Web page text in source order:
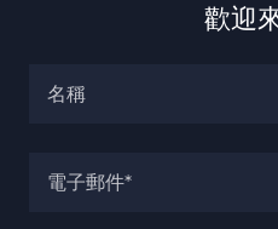
歡迎
名稱
電子郵件*